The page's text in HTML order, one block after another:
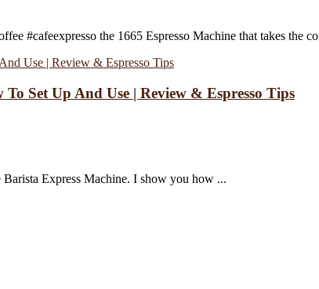
#cafeexpresso the 1665 Espresso Machine that takes the
Set Up And Use | Review & Espresso Tips
Express Machine. I show you how ...